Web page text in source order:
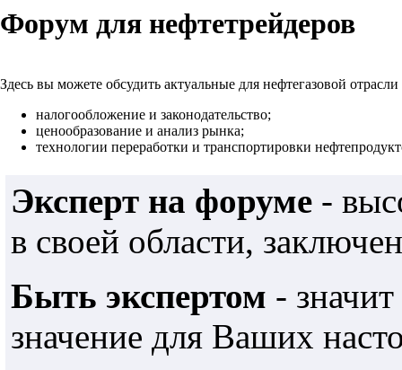
Форум для нефтетрейдеров
Здесь вы можете обсудить актуальные для нефтегазовой
налогообложение и законодательство;
ценообразование и анализ рынка;
технологии переработки и транспортировки
Эксперт на форуме -
в своей области,
Быть экспертом -
значение для Ваших